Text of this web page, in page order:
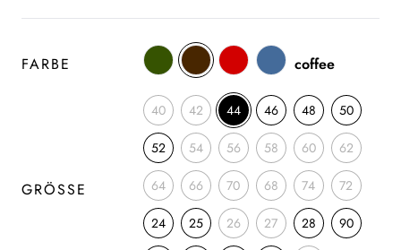
FARBE coffee
GRÖSSE
40 42 44 46 48 50
52 54 56 58 60 62
64 66 70 68 74 72
24 25 26 27 28 90